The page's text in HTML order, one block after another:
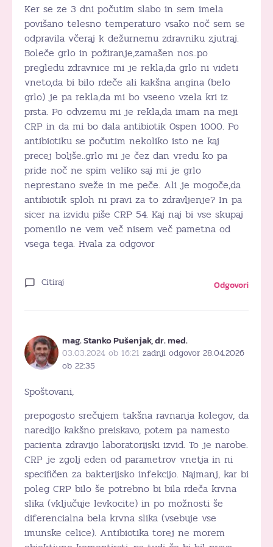
Ker se ze 3 dni počutim slabo in sem imela
povišano telesno temperaturo vsako noč sem se
odpravila včeraj k dežurnemu zdravniku zjutraj.
Boleče grlo in požiranje,zamašen nos..po
pregledu zdravnice mi je rekla,da grlo ni videti
vneto,da bi bilo rdeče ali kakšna angina (belo
grlo) je pa rekla,da mi bo vseeno vzela kri iz
prsta. Po odvzemu mi je rekla,da imam na meji
CRP in da mi bo dala antibiotik Ospen 1000. Po
antibiotiku se počutim nekoliko isto ne kaj
precej boljše..grlo mi je čez dan vredu ko pa
pride noč ne spim veliko saj mi je grlo
neprestano sveže in me peče. Ali je mogoče,da
antibiotik sploh ni pravi za to zdravljenje? In pa
sicer na izvidu piše CRP 54. Kaj naj bi vse skupaj
pomenilo ne vem več nisem več pametna od
vsega tega. Hvala za odgovor
Citiraj Odgovori
mag. Stanko Pušenjak, dr. med.
03.03.2024 ob 16:21 zadnji odgovor 28.04.2026
ob 22:35
Spoštovani,
prepogosto srečujem takšna ravnanja kolegov, da
naredijo kakšno preiskavo, potem pa namesto
pacienta zdravijo laboratorijski izvid. To je narobe.
CRP je zgolj eden od parametrov vnetja in ni
specifičen za bakterijsko infekcijo. Najmanj, kar bi
poleg CRP bilo še potrebno bi bila rdeča krvna
slika (vključuje levkocite) in po možnosti še
diferencialna bela krvna slika (vsebuje vse
imunske celice). Antibiotika torej ne morem